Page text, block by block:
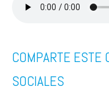
COMPARTE ESTE
SOCIALES